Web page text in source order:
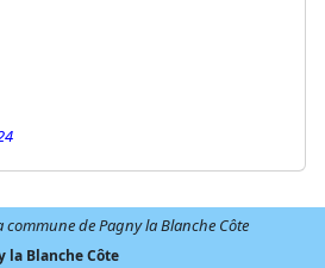
commune de Pagny la Blanche Côte
la Blanche Côte